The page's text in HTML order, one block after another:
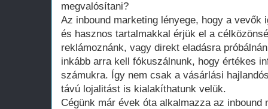
megvalósítani?
Az inbound marketing lényege, hogy a vevők
és hasznos tartalmakkal érjük el a
reklámoznánk, vagy direkt eladásra
inkább arra kell fókuszálnunk, hogy értékes
számukra. Így nem csak a vásárlási
távú lojalitást is kialakíthatunk velük.
Cégünk már évek óta alkalmazza az